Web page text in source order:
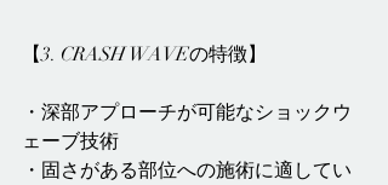
【3. CRASH WAVEの特徴】
・深部アプローチが可能なショックウ
ェーブ技術
・固さがある部位への施術に適してい